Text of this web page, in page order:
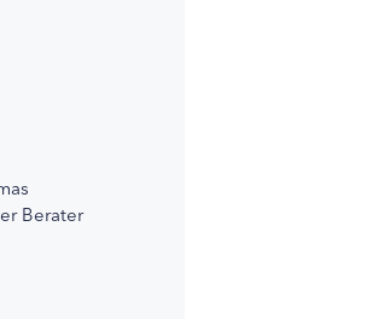
Berater